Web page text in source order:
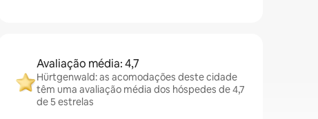
Avaliação média: 4,7
Hürtgenwald: as acomodações deste cidade
têm uma avaliação média dos hóspedes de 4,7
de 5 estrelas